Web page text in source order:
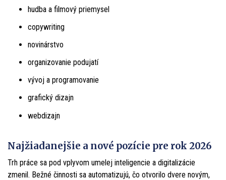
hudba a filmový priemysel
copywriting
novinárstvo
organizovanie podujatí
vývoj a programovanie
grafický dizajn
webdizajn
Najžiadanejšie a nové pozície pre rok 2026
Trh práce sa pod vplyvom umelej inteligencie a digitalizácie
zmenil. Bežné činnosti sa automatizujú, čo otvorilo dvere novým,